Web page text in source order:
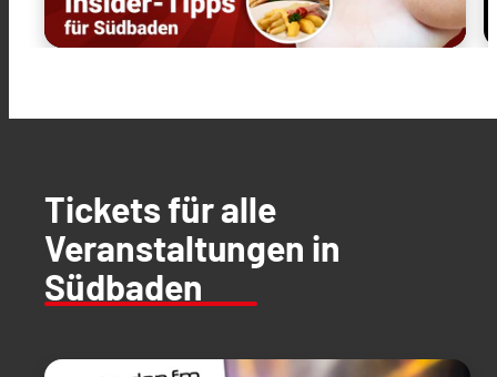
Tickets für alle
Veranstaltungen in
Südbaden